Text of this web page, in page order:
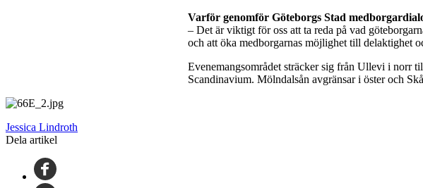
Varför genomför Göteborgs Stad
– Det är viktigt för oss att ta reda på vad
och att öka medborgarnas möjlighet till delaktighet
Evenemangsområdet sträcker sig från Ullevi i norr
Scandinavium. Mölndalsån avgränsar i öster och
Jessica Lindroth
Dela artikel